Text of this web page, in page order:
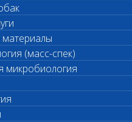
(масс-спек)
микробиология
пункты приема
графике